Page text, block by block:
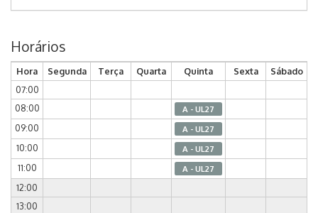
Horários
Hora Segunda Terça Quarta Quinta Sexta
Sábado
07:00
08:00
A - UL27
09:00 A - UL27
10:00 A - UL27
11:00 A - UL27
12:00
13:00